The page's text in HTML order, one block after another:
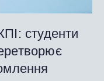
студенти